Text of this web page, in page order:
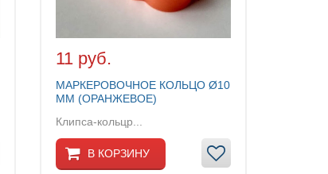
11 руб.
МАРКЕРОВОЧНОЕ КОЛЬЦО Ø10
ММ (ОРАНЖЕВОЕ)
Клипса-кольцр...
В КОРЗИНУ